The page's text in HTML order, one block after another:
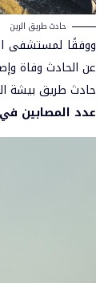
حادث طريق الرين
ووفقًا لمستشفى
حادث طريق بيشة الرين، 4
عدد المصابين